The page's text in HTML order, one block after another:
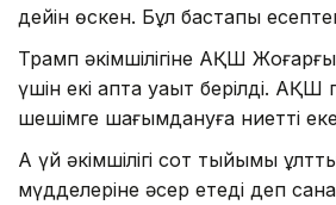
дейін өскен. Бұл бастапқы
Трамп әкімшілігіне АҚШ
үшін екі апта уақыт берілді. АҚШ
шешімге шағымдануға ниетті
Ақ үй әкімшілігі сот тыйымы ұлттық
мүдделеріне әсер етеді деп